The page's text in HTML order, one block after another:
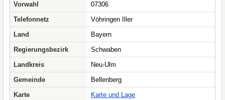
Vorwahl
07306
Telefonnetz
Vöhringen Iller
Land
Bayern
Regierungsbezirk
Schwaben
Landkreis
Neu-Ulm
Gemeinde
Bellenberg
Karte
Karte und Lage